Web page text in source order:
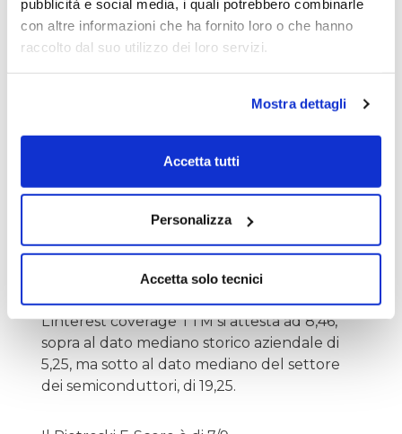
pubblicità e social media, i quali potrebbero combinarle
con altre informazioni che ha fornito loro o che hanno
raccolto dal suo utilizzo dei loro servizi.
Mostra dettagli
Accetta tutti
Personalizza
Accetta solo tecnici
patrimoniale.
Il Cash-to-Debt per il trimestre terminato a
al dato mediano storico dell’azienda di 1,01 e
a quello del settore dei semiconduttori di
terminato a giugno 2024, è di 0,04, rispetto
ad un dato mediano storico aziendale di 0,12
e settoriale di 0,26.
L’interest coverage TTM si attesta ad 8,46,
sopra al dato mediano storico aziendale di
5,25, ma sotto al dato mediano del settore
dei semiconduttori, di 19,25.